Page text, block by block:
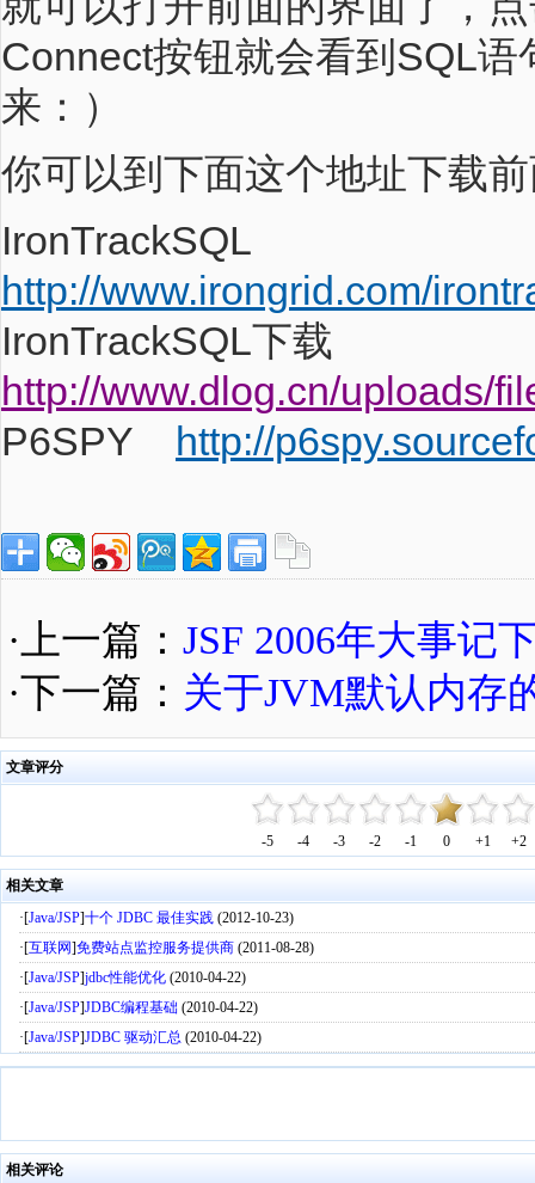
Connect按钮就会看到SQL语
来：）
你可以到下面这个地址下载
IronTrackSQL
http://www.irongrid.com/
IronTrackSQL下载
http://www.dlog.cn/uploads/
P6SPY
http://
·上一篇： JSF 2006年大事记
·下一篇： 关于JVM默认内存
文章评分
-5 -4 -3 -2 -1 0 +1 +2
相关文章
·[Java/JSP]十个 JDBC 最佳实践 (2012-10-23)
·[互联网]免费站点监控服务提供商 (2011-08-28)
·[Java/JSP]jdbc性能优化 (2010-04-22)
·[Java/JSP]JDBC编程基础 (2010-04-22)
·[Java/JSP]JDBC 驱动汇总 (2010-04-22)
相关评论